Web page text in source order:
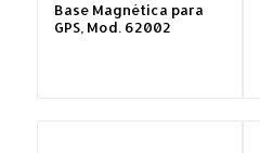
Base Magnética para
GPS, Mod. 62002